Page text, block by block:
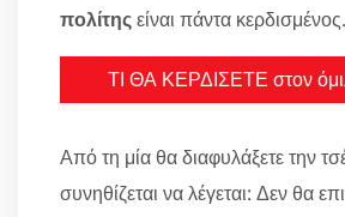
πολίτηςείναι πάντα κερδισμένος.
ΤΙ ΘΑ ΚΕΡΔΙΣΕΤΕ στον
Από τη μία θα διαφυλάξετε την
συνηθίζεται να λέγεται: Δεν θα